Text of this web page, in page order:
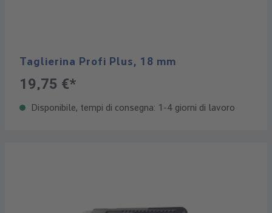
Taglierina Profi Plus, 18 mm
19,75 €*
Disponibile, tempi di consegna: 1-4 giorni di lavoro